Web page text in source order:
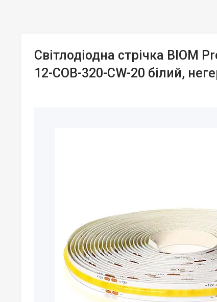
Світлодіодна стрічка BIOM
12-COB-320-CW-20 білий,